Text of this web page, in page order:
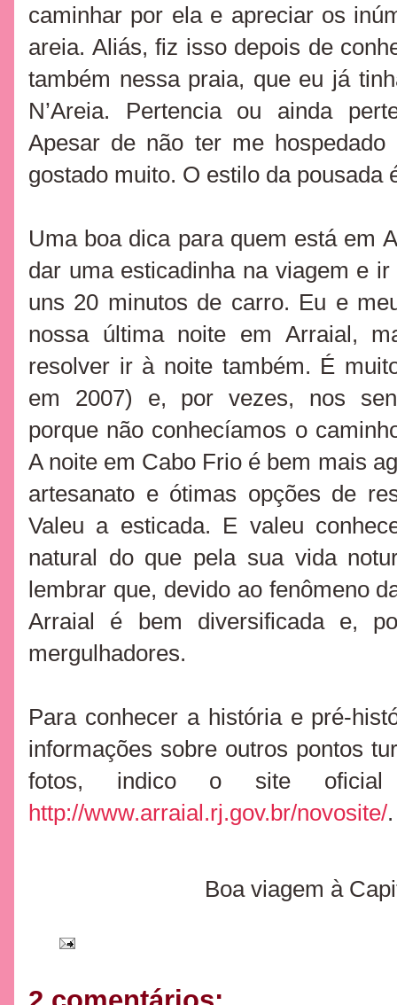
caminhar por ela e apreciar os
areia. Aliás, fiz isso depois de
também nessa praia, que eu já
N’Areia. Pertencia ou ainda
Apesar de não ter me
gostado muito. O estilo da pousada
Uma boa dica para quem está em
dar uma esticadinha na viagem e
uns 20 minutos de carro. Eu e
nossa última noite em Arraial,
resolver ir à noite também. É
em 2007) e, por vezes, nos
porque não conhecíamos o
A noite em Cabo Frio é bem mais
artesanato e ótimas opções de
Valeu a esticada. E valeu
natural do que pela sua vida
lembrar que, devido ao fenômeno
Arraial é bem diversificada e,
mergulhadores.
Para conhecer a história e pré-
informações sobre outros pontos
fotos, indico o site oficial
http://www.arraial.rj.gov.br/novosite/.
Boa viagem à